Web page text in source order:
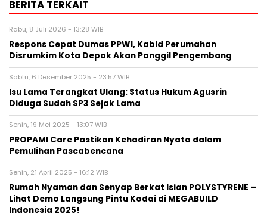
BERITA TERKAIT
Rabu, 8 Juli 2026 - 13:28 WIB
Respons Cepat Dumas PPWI, Kabid Perumahan
Disrumkim Kota Depok Akan Panggil Pengembang
Sabtu, 6 Desember 2025 - 23:57 WIB
Isu Lama Terangkat Ulang: Status Hukum Agusrin
Diduga Sudah SP3 Sejak Lama
Senin, 19 Mei 2025 - 13:07 WIB
PROPAMI Care Pastikan Kehadiran Nyata dalam
Pemulihan Pascabencana
Senin, 21 April 2025 - 16:12 WIB
Rumah Nyaman dan Senyap Berkat Isian POLYSTYRENE –
Lihat Demo Langsung Pintu Kodai di MEGABUILD
Indonesia 2025!